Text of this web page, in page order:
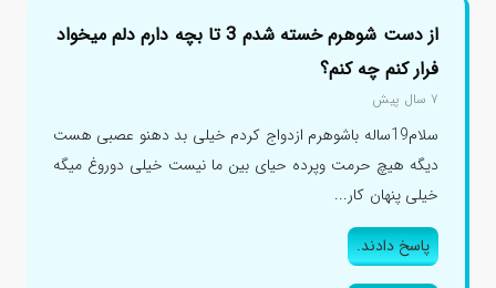
از دست شوهرم خسته شدم 3 تا بچه دارم دلم میخواد
فرار کنم چه کنم؟
۷ سال پیش
سلام19ساله باشوهرم ازدواج کردم خیلی بد دهنو عصبی هست
دیگه هیچ حرمت وپرده حیای بین ما نیست خیلی دوروغ میگه
خیلی پنهان کار...
پاسخ دادند.